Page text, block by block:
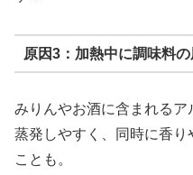
原因3：加熱中に調味料
みりんやお酒に含まれる
蒸発しやすく、同時に香り
ことも。